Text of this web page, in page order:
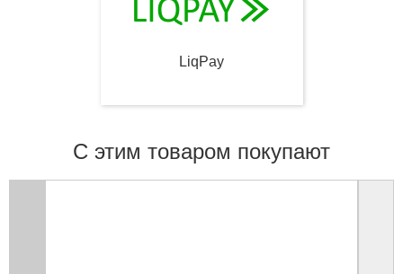
LiqPay
С этим товаром покупают